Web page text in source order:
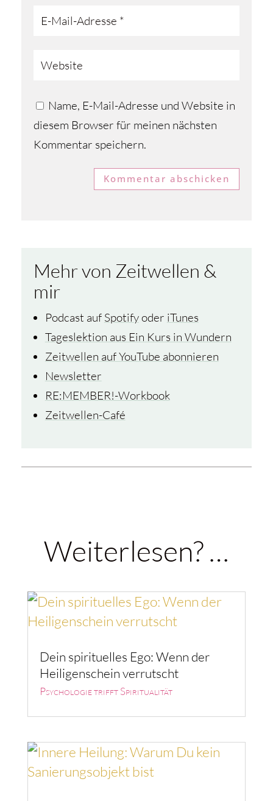
Name, E-Mail-Adresse und Website in
diesem Browser für meinen nächsten
Kommentar speichern.
Kommentar abschicken
Mehr von Zeitwellen &
mir
Podcast auf Spotifyoder iTunes
Tageslektion aus Ein Kurs in Wundern
Zeitwellen auf YouTube abonnieren
Newsletter
RE:MEMBER!-Workbook
Zeitwellen-Café
Weiterlesen? …
Dein spirituelles Ego: Wenn der
Heiligenschein verrutscht
Psychologie trifft Spiritualität